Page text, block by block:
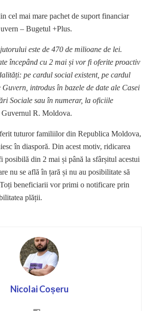
cel mai mare pachet de suport financiar
– Bugetul +Plus.
este de 470 de milioane de lei.
începând cu 2 mai și vor fi oferite proactiv
pe cardul social existent, pe cardul
introdus în bazele de date ale Casei
Sociale sau în numerar, la oficiile
Guvernul R. Moldova.
tuturor familiilor din Republica Moldova,
în diasporă. Din acest motiv, ridicarea
posibilă din 2 mai și până la sfârșitul acestui
nu se află în țară și nu au posibilitate să
beneficiarii vor primi o notificare prin
plății.
Nicolai Coșeru